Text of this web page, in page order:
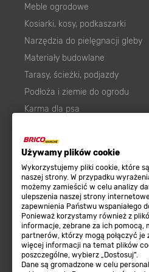
Używamy plików cookie
Wykorzystujemy pliki cookie, które
naszej strony. W przypadku
możemy zamieścić w celu analizy
ulepszenia naszej strony
zapewnienia Państwu wspaniałego
Ponieważ korzystamy również z
informacje, zebrane za ich pomocą,
partnerów, którzy mogą połączyć je
więcej informacji na temat plików
poszczególne, wybierz „Dostosuj”.
Dane są gromadzone w celu
Meble ogrodowe
Kosiarki, kosy, podkaszarki
Narzędzia do pielęgnacji gleby
Materiały budowlane
Tarasy, ścieżki, podjazdy
Podłoża i ziemie do ogrodu
Karma dla psa
Farby wewnętrzne białe
Elektryka
Panele
Elektronarzędzia
Płytki
Panele podłogowe
Płyty OSB/HDF
Grabie do ogrodu